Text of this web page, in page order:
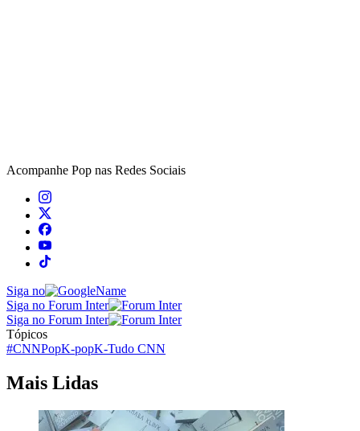
Acompanhe Pop nas Redes Sociais
Siga no
Siga no Forum Inter
Siga no Forum Inter
Tópicos
#CNNPopK-popK-Tudo CNN
Mais Lidas